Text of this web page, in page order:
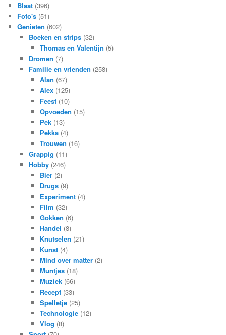
Blaat (396)
Foto's (51)
Genieten (602)
Boeken en strips(32)
Thomas en Valentijn (5)
Dromen (7)
Familie en vrienden (258)
Alan (67)
Alex (125)
Feest (10)
Opvoeden (15)
Pek (13)
Pekka (4)
Trouwen (16)
Grappig (11)
Hobby(246)
Bier (2)
Drugs (9)
Experiment (4)
Film (32)
Gokken (6)
Handel (8)
Knutselen (21)
Kunst (4)
Mind over matter (2)
Muntjes (18)
Muziek (66)
Recept (33)
Spelletje (25)
Technologie (12)
Vlog (8)